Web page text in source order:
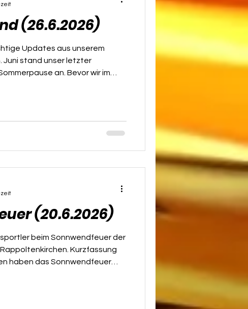
(26.6.2026)
Updates aus unserem
Juni stand unser letzter
an. Bevor wir im
& moderner: Das neue
Unser Obmann Michael Blüml
(20.6.2026)
beim Sonnwendfeuer der
Kurzfassung
haben das Sonnwendfeuer